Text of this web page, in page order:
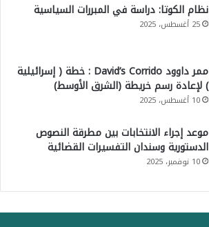
نظام الكوتا: دراسة في المبررات السياسية
25 أغسطس، 2025
ممر داوود David’s Corrido : خطة ( إسرائيلية
) لإعادة رسم خريطة (الشرق الأوسط)
10 أغسطس، 2025
موعد إجراء الانتخابات بين مطرقة النصوص
الدستورية وسندان التفسيرات القضائية
10 نوفمبر، 2025